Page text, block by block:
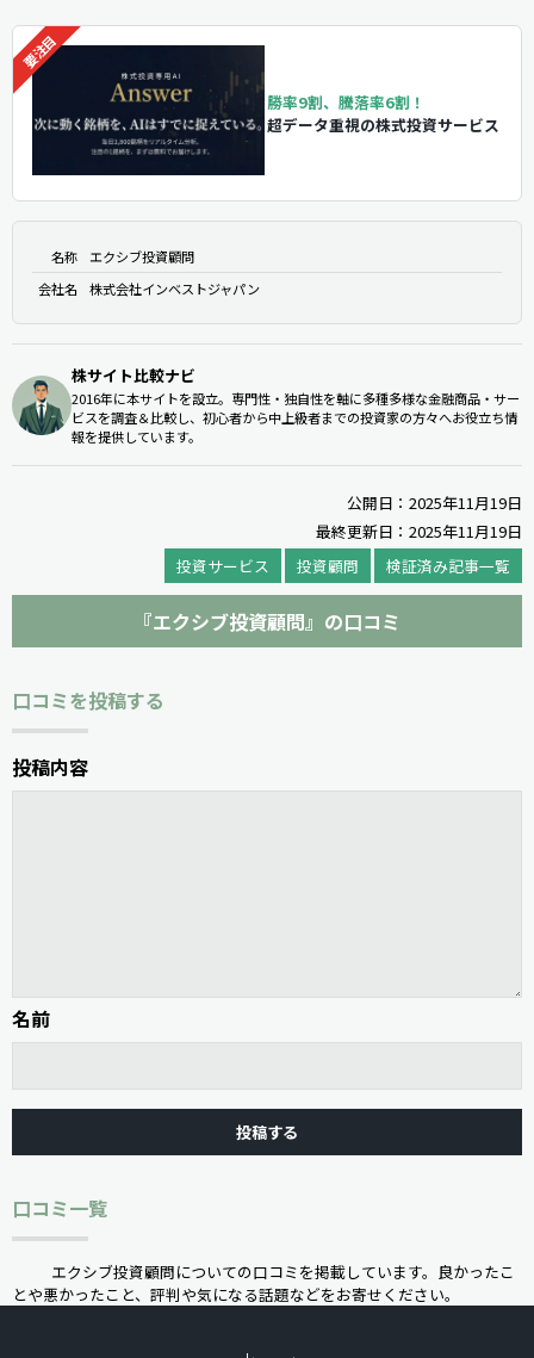
勝率9割、騰落率6割！
超データ重視の株式投資サービス
名称
エクシブ投資顧問
会社名
株式会社インベストジャパン
株サイト比較ナビ
2016年に本サイトを設立。専門性・独自性を軸に多種多様な金融商品・サー
ビスを調査＆比較し、初心者から中上級者までの投資家の方々へお役立ち情
報を提供しています。
公開日：2025年11月19日
最終更新日：2025年11月19日
投資サービス
投資顧問 検証済み記事一覧
『エクシブ投資顧問』の口コミ
口コミを投稿する
投稿内容
名前
口コミ一覧
エクシブ投資顧問についての口コミを掲載しています。良かったこ
とや悪かったこと、評判や気になる話題などをお寄せください。